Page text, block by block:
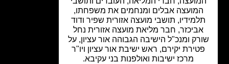
אבלים ומנחמים את משפחתו,
תושבי מועצה אזורית שפיר ודוד
חבר מליאת מועצה אזורית נחל
ומנכ"ל הישיבה הגבוהה אור עציון, על
יקירם, ראש ישיבת אור עציון ויו"ר
מרכז ישיבות ואולפנות בני עקיבא.